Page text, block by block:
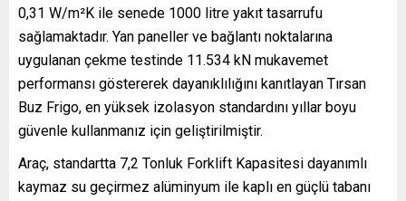
0,31 W/m²K ile senede 1000 litre yakıt tasarrufu
sağlamaktadır. Yan paneller ve bağlantı noktalarına
uygulanan çekme testinde 11.534 kN mukavemet
performansı göstererek dayanıklılığını kanıtlayan Tırsan
Buz Frigo, en yüksek izolasyon standardını yıllar boyu
güvenle kullanmanız için geliştirilmiştir.
Araç, standartta 7,2 Tonluk Forklift Kapasitesi dayanımlı
kaymaz su geçirmez alüminyum ile kaplı en güçlü tabanı